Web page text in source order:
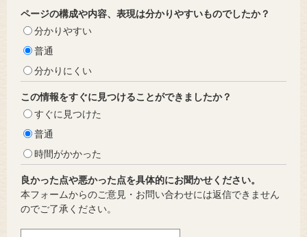
ページの構成や内容、表現は分かりやすいものでしたか？
分かりやすい
普通
分かりにくい
この情報をすぐに見つけることができましたか？
すぐに見つけた
普通
時間がかかった
良かった点や悪かった点を具体的にお聞かせください。
本フォームからのご意見・お問い合わせには返信できません
のでご了承ください。